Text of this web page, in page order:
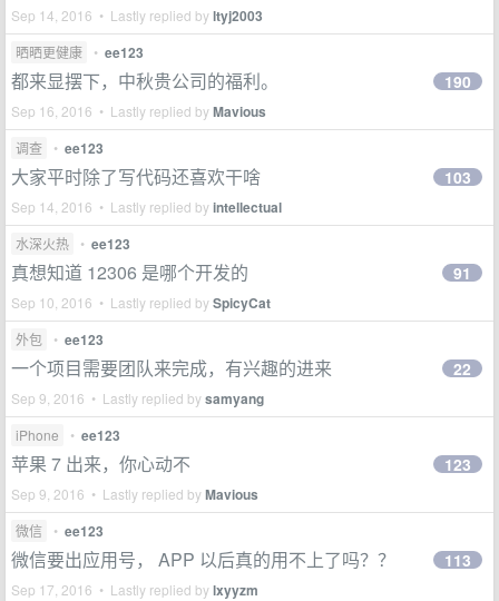
Sep 14, 2016 • Lastly replied byltyj2003
晒晒更健康 • ee123
都来显摆下，中秋贵公司的福利。
Sep 16, 2016 • Lastly replied byMavious
190
调查 • ee123
大家平时除了写代码还喜欢干啥
Sep 14, 2016 • Lastly replied byintellectual
103
水深火热 • ee123
真想知道 12306 是哪个开发的
Sep 10, 2016 • Lastly replied bySpicyCat
91
外包 • ee123
一个项目需要团队来完成，有兴趣的进来
Sep 9, 2016 • Lastly replied bysamyang
22
iPhone • ee123
苹果 7 出来，你心动不
Sep 9, 2016 • Lastly replied byMavious
123
微信 • ee123
微信要出应用号， APP 以后真的用不上了吗？？
Sep 17, 2016 • Lastly replied bylxyyzm
113